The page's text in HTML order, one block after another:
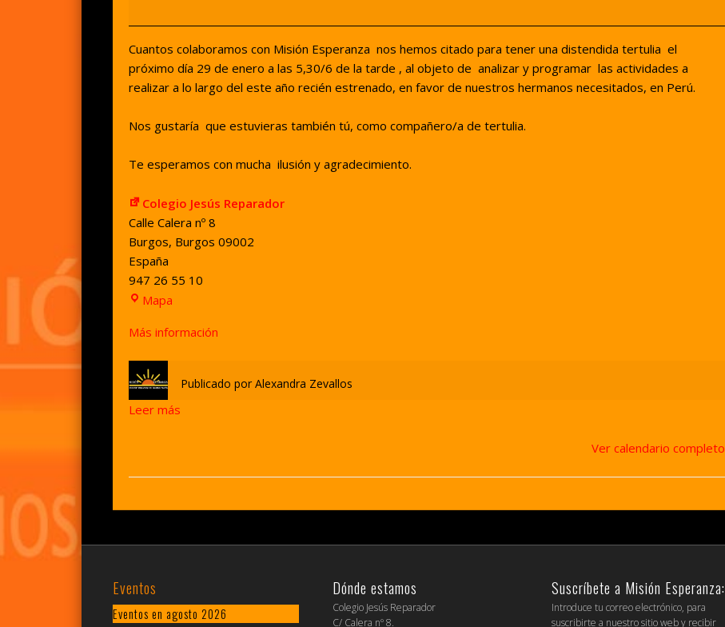
y
Cuantos colaboramos con Misión Esperanza nos hemos citado para tener una distendida tertulia el
próximo día 29 de enero a las 5,30/6 de la tarde , al objeto de analizar y programar las actividades a
realizar a lo largo del este año recién estrenado, en favor de nuestros hermanos necesitados, en Perú.
Nos gustaría que estuvieras también tú, como compañero/a de tertulia.
Te esperamos con mucha ilusión y agradecimiento.
Colegio Jesús Reparador
Calle Calera nº 8
Burgos, Burgos 09002
España
947 26 55 10
MapaColegio
Reparador
Más información
Publicado por Alexandra Zevallos
Leer más
Ver calendario completo
Eventos
Eventos en agosto 2026
Dónde estamos
Colegio Jesús Reparador
C/ Calera nº 8.
Suscríbete a Misión Esperanza:
Introduce tu correo electrónico, para
suscribirte a nuestro sitio web y recibir